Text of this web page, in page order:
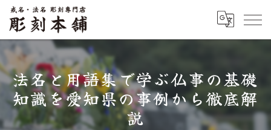
法名と用語集で学ぶ仏事の基礎
知識を愛知県の事例から徹底解
説